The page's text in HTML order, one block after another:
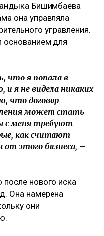
Бишимбаева
она управляла
управления.
основанием для
что я попала в
я не видела никаких
что договор
может стать
с меня требуют
как считают
этого бизнеса, –
после нового иска
Она намерена
они